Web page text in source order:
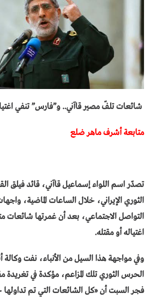
شائعات تلفّ مصير قاآني.. و”فارس” تنفي
متابعة أشرف ماهر ضلع
تصدّر اسم اللواء إسماعيل قاآني، قائد فيلق
الثوري الإيراني، خلال الساعات الماضية،
التواصل الاجتماعي، بعد أن غمرتها شائعات
اغتياله أو مقتله.
وفي مواجهة هذا السيل من الأنباء، نفت وكالة
الحرس الثوري تلك المزاعم، مؤكدة في
فجر السبت أن «كل الشائعات التي تم